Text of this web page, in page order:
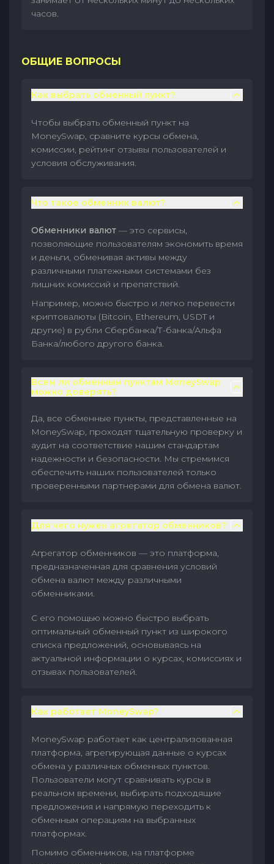
часов.
ОБЩИЕ ВОПРОСЫ
Как выбрать обменный пункт?
Чтобы выбрать обменный пункт на
MoneySwap, сравните курсы обмена,
комиссии, рейтинг отзывы пользователей и
условия обслуживания.
Что такое обменник валют?
Обменники валют — это сервисы,
позволяющие пользователям экономить время
и деньги, обменивая активы между
различными платежными системами без
лишних комиссий и препятствий.
Например, можно быстро и легко перевести
криптовалюты (Bitcoin, Ethereum, USDT и
другие) в рубли Сбербанка/Т-банка/Альфа
Банка/любого другого банка.
Всем ли обменным пунктам MoneySwap
можно доверять?
Да, все обменные пункты, представленные на
MoneySwap, проходят тщательную проверку и
аудит на соответствие нашим стандартам
надежности и безопасности. Мы стремимся
обеспечить наших пользователей только
проверенными партнерами для обмена валют.
Для чего нужен агрегатор обменников?
Агрегатор обменников — это платформа,
предназначенная для сравнения условий
обмена валют между различными
обменниками.
С его помощью можно быстро выбрать
оптимальный обменный пункт из широкого
списка предложений, основываясь на
актуальной информации о курсах, комиссиях и
отзывах пользователей.
Как работает MoneySwap?
MoneySwap работает как централизованная
платформа, агрегирующая данные о курсах
обмена у различных обменных пунктов.
Пользователи могут сравнивать курсы в
реальном времени, выбирать подходящие
предложения и напрямую переходить к
обменным операциям на выбранных
платформах.
Помимо обменников, на платформе